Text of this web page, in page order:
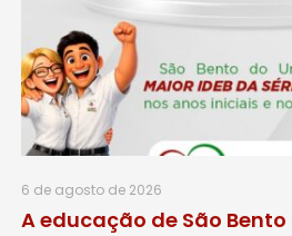
6 de agosto de 2026
A educação de São